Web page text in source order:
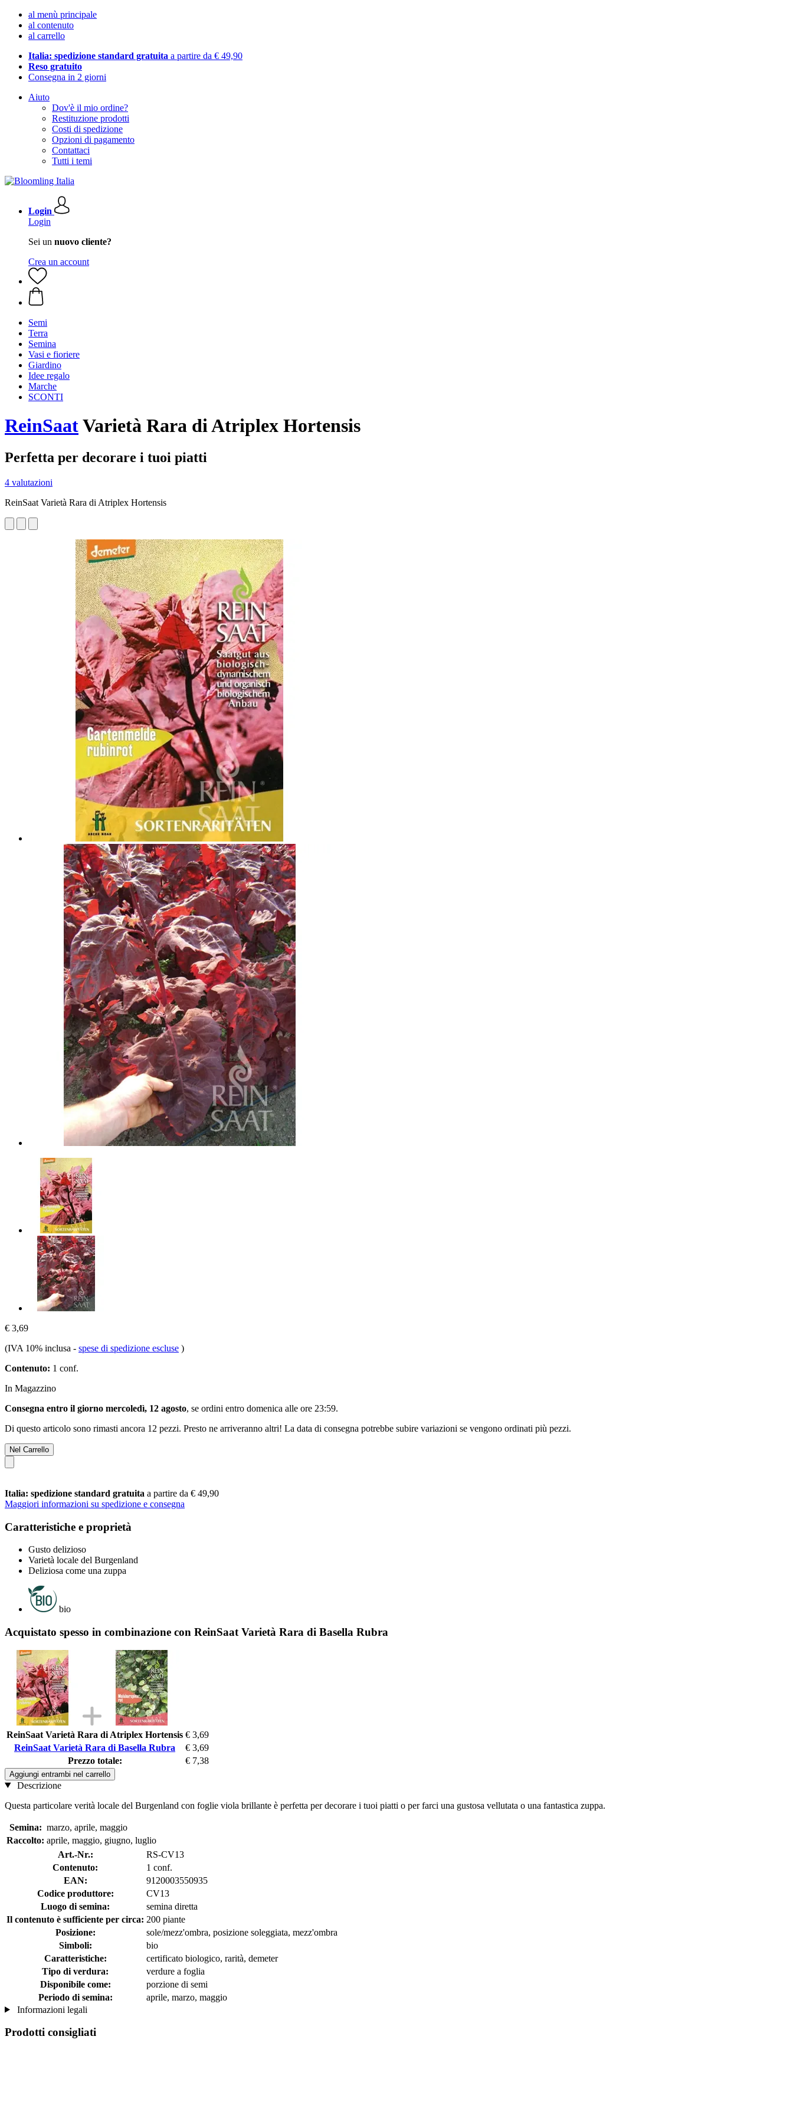
al menù principale
al contenuto
al carrello
Italia: spedizione standard gratuita a partire da € 49,90
Reso gratuito
Consegna in 2 giorni
Aiuto
Dov'è il mio ordine?
Restituzione prodotti
Costi di spedizione
Opzioni di pagamento
Contattaci
Tutti i temi
Login
Login
Sei un nuovo cliente?
Crea un account
Semi
Terra
Semina
Vasi e fioriere
Giardino
Idee regalo
Marche
SCONTI
ReinSaatVarietà Rara di Atriplex Hortensis
Perfetta per decorare i tuoi piatti
4 valutazioni
ReinSaat Varietà Rara di Atriplex Hortensis
€ 3,69
(IVA 10% inclusa - spese di spedizione escluse )
Contenuto: 1 conf.
In Magazzino
Consegna entro il giorno mercoledì, 12 agosto, se ordini entro domenica alle ore 23:59.
Di questo articolo sono rimasti ancora 12 pezzi. Presto ne arriveranno altri! La data di consegna potrebbe subire variazioni se vengono ordinati più pezzi.
Nel Carrello
Italia: spedizione standard gratuita a partire da € 49,90
Maggiori informazioni su spedizione e consegna
Caratteristiche e proprietà
Gusto delizioso
Varietà locale del Burgenland
Deliziosa come una zuppa
bio
Acquistato spesso in combinazione con ReinSaat Varietà Rara di Basella Rubra
ReinSaat Varietà Rara di Atriplex Hortensis € 3,69
ReinSaat Varietà Rara di Basella Rubra
€ 3,69
Prezzo totale:
€ 7,38
Aggiungi entrambi nel carrello
Descrizione
Questa particolare verità locale del Burgenland con foglie viola brillante è perfetta per decorare i tuoi piatti o per farci una gustosa vellutata o una fantastica zuppa.
Semina: marzo, aprile, maggio
Raccolto: aprile, maggio, giugno, luglio
Art.-Nr.:
RS-CV13
Contenuto:
1 conf.
EAN:
9120003550935
Codice produttore:
CV13
Luogo di semina:
semina diretta
Il contenuto è sufficiente per circa: 200 piante
Posizione:
sole/mezz'ombra, posizione soleggiata, mezz'ombra
Simboli:
bio
Caratteristiche:
certificato biologico, rarità, demeter
Tipo di verdura:
verdure a foglia
Disponibile come:
porzione di semi
Periodo di semina:
aprile, marzo, maggio
Informazioni legali
Prodotti consigliati